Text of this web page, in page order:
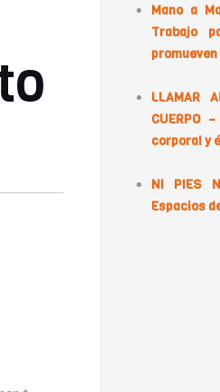
Mano a
Trabajo
LLAMAR
CUERPO
corporal y
NI PIES
Espacios